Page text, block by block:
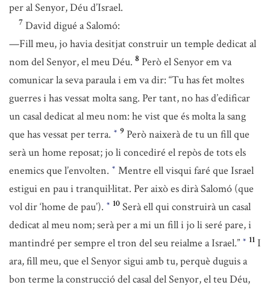
per al Senyor, Déu d’Israel.
7 David digué a Salomó:
—Fill meu, jo havia desitjat construir un temple dedicat al
nom del Senyor, el meu Déu. 8 Però el Senyor em va
comunicar la seva paraula i em va dir: “Tu has fet moltes
guerres i has vessat molta sang. Per tant, no has d’edificar
un casal dedicat al meu nom: he vist que és molta la sang
que has vessat per terra. * 9 Però naixerà de tu un fill que
serà un home reposat; jo li concediré el repòs de tots els
enemics que l’envolten. * Mentre ell visqui faré que Israel
estigui en pau i tranquil·litat. Per això es dirà Salomó (que
vol dir ‘home de pau’). * 10 Serà ell qui construirà un casal
dedicat al meu nom; serà per a mi un fill i jo li seré pare, i
mantindré per sempre el tron del seu reialme a Israel.” * 11 I
ara, fill meu, que el Senyor sigui amb tu, perquè duguis a
bon terme la construcció del casal del Senyor, el teu Déu,